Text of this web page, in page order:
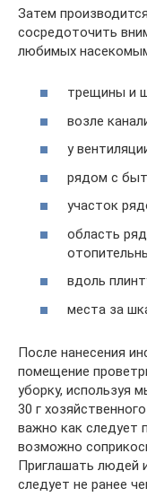
Затем
сосредоточить
любимых
трещины и
возле
у
рядом с
участок
область
вдоль
места за
После нанесения
помещение
уборку, используя
30 г
важно как следует
возможно
Приглашать людей
следует не ранее